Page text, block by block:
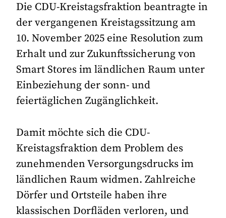
Die CDU-Kreistagsfraktion beantragte in
der vergangenen Kreistagssitzung am
10. November 2025 eine Resolution zum
Erhalt und zur Zukunftssicherung von
Smart Stores im ländlichen Raum unter
Einbeziehung der sonn- und
feiertäglichen Zugänglichkeit.
Damit möchte sich die CDU-
Kreistagsfraktion dem Problem des
zunehmenden Versorgungsdrucks im
ländlichen Raum widmen. Zahlreiche
Dörfer und Ortsteile haben ihre
klassischen Dorfläden verloren, und